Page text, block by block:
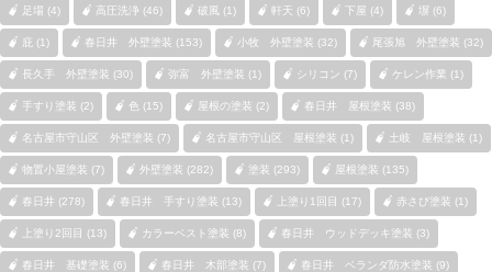
足場 (4) 高圧洗浄 (46) 破風 (1) 軒天 (6) 下屋 (4) 塀 (6)
庇 (1) 春日井 外壁塗装 (153) 小牧 外壁塗装 (32) 尾張旭 外壁塗装 (32)
長久手 外壁塗装 (30) 弥富 外壁塗装 (1) シリコン (7) ケレン作業 (1)
手すり塗装 (2) 色 (15) 屋根の塗装 (2) 春日井 屋根塗装 (38)
名古屋市守山区 外壁塗装 (7) 名古屋市守山区 屋根塗装 (1) 土岐 屋根塗装 (1)
物置小屋塗装 (7) 外壁塗装 (282) 塗装 (293) 屋根塗装 (135)
春日井 (278) 春日井 手すり塗装 (13) 上塗り1回目 (17) 赤さび塗装 (1)
上塗り2回目 (13) カラーベスト塗装 (8) 春日井 ウッドデッキ塗装 (3)
春日井 基礎塗装 (6) 春日井 木部塗装 (7) 春日井 ベランダ防水塗装 (9)